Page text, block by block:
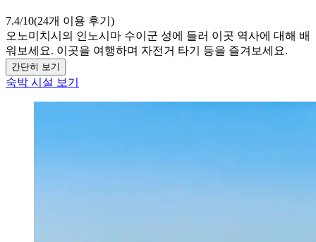
7.4/10(24개 이용 후기)
오노미치시의 인노시마 수이군 성에 들러 이곳 역사에 대해 배
워보세요. 이곳을 여행하며 자전거 타기 등을 즐겨보세요.
간단히 보기
숙박 시설 보기